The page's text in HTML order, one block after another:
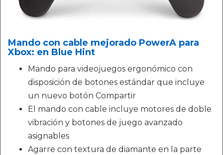
Mando con cable mejorado PowerA para
Xbox: en Blue Hint
Mando para videojuegos ergonómico con
disposición de botones estándar que incluye
un nuevo botón Compartir
El mando con cable incluye motores de doble
vibración y botones de juego avanzado
asignables
Agarre con textura de diamante en la parte